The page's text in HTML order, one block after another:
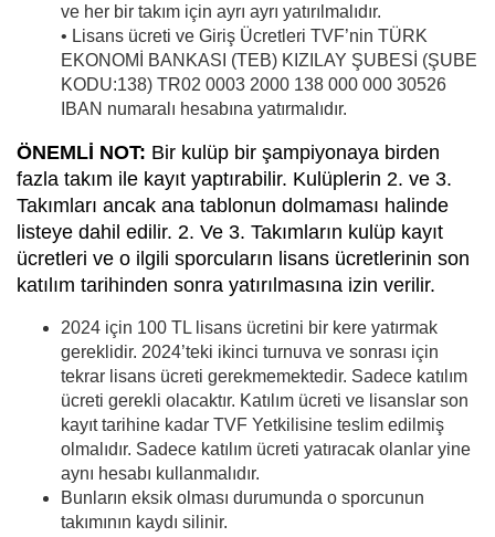
ve her bir takım için ayrı ayrı yatırılmalıdır.
• Lisans ücreti ve Giriş Ücretleri TVF’nin TÜRK
EKONOMİ BANKASI (TEB) KIZILAY ŞUBESİ (ŞUBE
KODU:138) TR02 0003 2000 138 000 000 30526
IBAN numaralı hesabına yatırmalıdır.
ÖNEMLİ NOT: Bir kulüp bir şampiyonaya birden
fazla takım ile kayıt yaptırabilir. Kulüplerin 2. ve 3.
Takımları ancak ana tablonun dolmaması halinde
listeye dahil edilir. 2. Ve 3. Takımların kulüp kayıt
ücretleri ve o ilgili sporcuların lisans ücretlerinin son
katılım tarihinden sonra yatırılmasına izin verilir.
2024 için 100 TL lisans ücretini bir kere yatırmak
gereklidir. 2024’teki ikinci turnuva ve sonrası için
tekrar lisans ücreti gerekmemektedir. Sadece katılım
ücreti gerekli olacaktır. Katılım ücreti ve lisanslar son
kayıt tarihine kadar TVF Yetkilisine teslim edilmiş
olmalıdır. Sadece katılım ücreti yatıracak olanlar yine
aynı hesabı kullanmalıdır.
Bunların eksik olması durumunda o sporcunun
takımının kaydı silinir.